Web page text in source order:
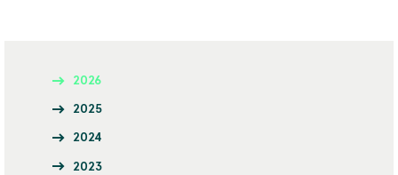
2026
2025
2024
2023